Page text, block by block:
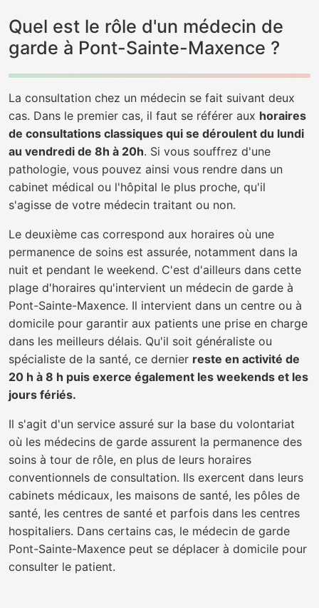
Quel est le rôle d'un médecin de
garde à Pont-Sainte-Maxence ?
La consultation chez un médecin se fait suivant deux
cas. Dans le premier cas, il faut se référer aux horaires
de consultations classiques qui se déroulent du lundi
au vendredi de 8h à 20h. Si vous souffrez d'une
pathologie, vous pouvez ainsi vous rendre dans un
cabinet médical ou l'hôpital le plus proche, qu'il
s'agisse de votre médecin traitant ou non.
Le deuxième cas correspond aux horaires où une
permanence de soins est assurée, notamment dans la
nuit et pendant le weekend. C'est d'ailleurs dans cette
plage d'horaires qu'intervient un médecin de garde à
Pont-Sainte-Maxence. Il intervient dans un centre ou à
domicile pour garantir aux patients une prise en charge
dans les meilleurs délais. Qu'il soit généraliste ou
spécialiste de la santé, ce dernier reste en activité de
20 h à 8 h puis exerce également les weekends et les
jours fériés.
Il s'agit d'un service assuré sur la base du volontariat
où les médecins de garde assurent la permanence des
soins à tour de rôle, en plus de leurs horaires
conventionnels de consultation. Ils exercent dans leurs
cabinets médicaux, les maisons de santé, les pôles de
santé, les centres de santé et parfois dans les centres
hospitaliers. Dans certains cas, le médecin de garde
Pont-Sainte-Maxence peut se déplacer à domicile pour
consulter le patient.